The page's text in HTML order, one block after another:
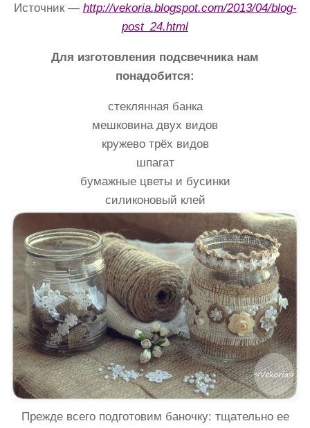
Источник — http://vekoria.blogspot.com/2013/04/blog-
post_24.html
Для изготовления подсвечника нам
понадобится:
стеклянная банка
мешковина двух видов
кружево трёх видов
шпагат
бумажные цветы и бусинки
силиконовый клей
Прежде всего подготовим баночку: тщательно ее